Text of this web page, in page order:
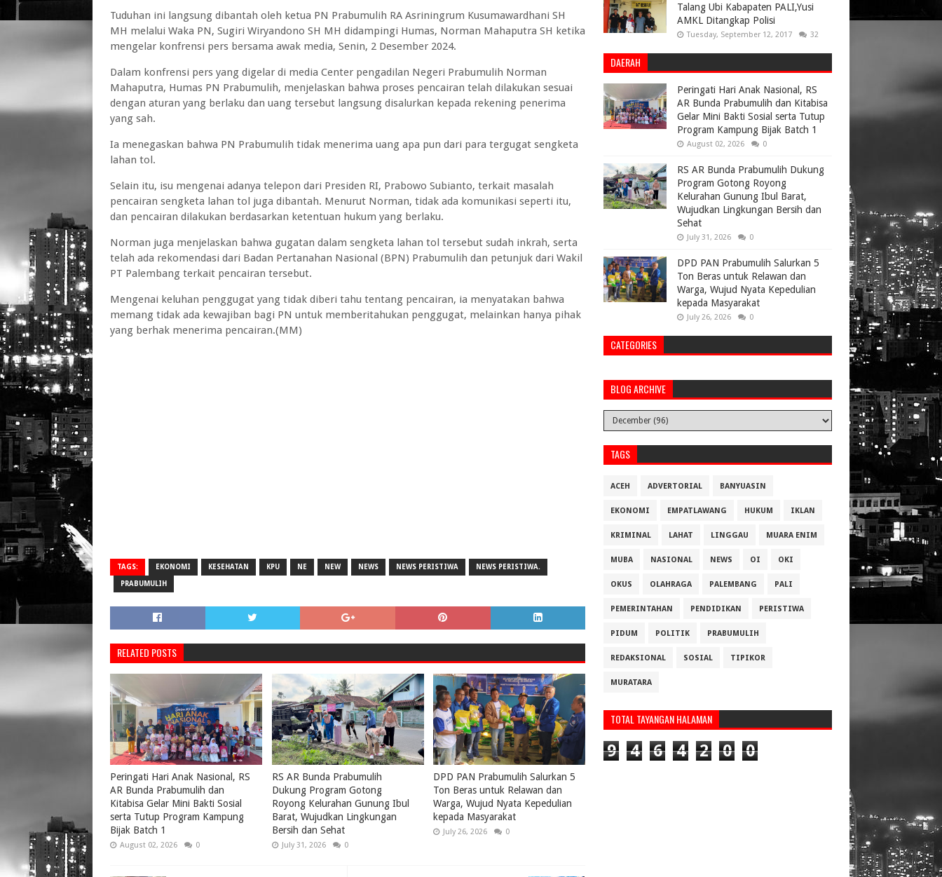
Tuduhan ini langsung dibantah oleh ketua PN Prabumulih RA Asriningrum Kusumawardhani SH
MH melalui Waka PN, Sugiri Wiryandono SH MH didampingi Humas, Norman Mahaputra SH ketika
mengelar konfrensi pers bersama awak media, Senin, 2 Desember 2024.
Dalam konfrensi pers yang digelar di media Center pengadilan Negeri Prabumulih Norman
Mahaputra, Humas PN Prabumulih, menjelaskan bahwa proses pencairan telah dilakukan sesuai
dengan aturan yang berlaku dan uang tersebut langsung disalurkan kepada rekening penerima
yang sah.
Ia menegaskan bahwa PN Prabumulih tidak menerima uang apa pun dari para tergugat sengketa
lahan tol.
Selain itu, isu mengenai adanya telepon dari Presiden RI, Prabowo Subianto, terkait masalah
pencairan sengketa lahan tol juga dibantah. Menurut Norman, tidak ada komunikasi seperti itu,
dan pencairan dilakukan berdasarkan ketentuan hukum yang berlaku.
Norman juga menjelaskan bahwa gugatan dalam sengketa lahan tol tersebut sudah inkrah, serta
telah ada rekomendasi dari Badan Pertanahan Nasional (BPN) Prabumulih dan petunjuk dari Wakil
PT Palembang terkait pencairan tersebut.
Mengenai keluhan penggugat yang tidak diberi tahu tentang pencairan, ia menyatakan bahwa
memang tidak ada kewajiban bagi PN untuk memberitahukan penggugat, melainkan hanya pihak
yang berhak menerima pencairan.(MM)
TAGS: EKONOMI KESEHATAN KPU NE NEW NEWS NEWS PERISTIWA NEWS PERISTIWA.
PRABUMULIH
RELATED POSTS
Peringati Hari Anak Nasional, RS
AR Bunda Prabumulih dan
Kitabisa Gelar Mini Bakti Sosial
serta Tutup Program Kampung
Bijak Batch 1
August 02, 2026 0
RS AR Bunda Prabumulih
Dukung Program Gotong
Royong Kelurahan Gunung Ibul
Barat, Wujudkan Lingkungan
Bersih dan Sehat
July 31, 2026 0
DPD PAN Prabumulih Salurkan 5
Ton Beras untuk Relawan dan
Warga, Wujud Nyata Kepedulian
kepada Masyarakat
July 26, 2026 0
Talang Ubi Kabapaten PALI,Yusi
AMKL Ditangkap Polisi
Tuesday, September 12, 2017 32
DAERAH
Peringati Hari Anak Nasional, RS
AR Bunda Prabumulih dan Kitabisa
Gelar Mini Bakti Sosial serta Tutup
Program Kampung Bijak Batch 1
August 02, 2026 0
RS AR Bunda Prabumulih Dukung
Program Gotong Royong
Kelurahan Gunung Ibul Barat,
Wujudkan Lingkungan Bersih dan
Sehat
July 31, 2026 0
DPD PAN Prabumulih Salurkan 5
Ton Beras untuk Relawan dan
Warga, Wujud Nyata Kepedulian
kepada Masyarakat
July 26, 2026 0
CATEGORIES
BLOG ARCHIVE
TAGS
ACEH ADVERTORIAL BANYUASIN
EKONOMI EMPATLAWANG HUKUM IKLAN
KRIMINAL LAHAT LINGGAU MUARA ENIM
MUBA NASIONAL NEWS OI OKI
OKUS OLAHRAGA PALEMBANG PALI
PEMERINTAHAN PENDIDIKAN PERISTIWA
PIDUM POLITIK PRABUMULIH
REDAKSIONAL SOSIAL TIPIKOR
MURATARA
TOTAL TAYANGAN HALAMAN
9 4 6 4 2 0 0